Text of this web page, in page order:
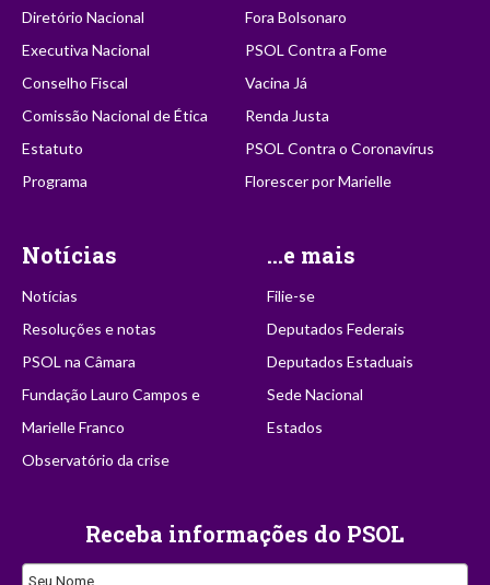
Diretório Nacional
Executiva Nacional
Conselho Fiscal
Comissão Nacional de Ética
Estatuto
Programa
Fora Bolsonaro
PSOL Contra a Fome
Vacina Já
Renda Justa
PSOL Contra o Coronavírus
Florescer por Marielle
Notícias
Notícias
Resoluções e notas
PSOL na Câmara
Fundação Lauro Campos e
Marielle Franco
Observatório da crise
...e mais
Filie-se
Deputados Federais
Deputados Estaduais
Sede Nacional
Estados
Receba informações do PSOL
Your
Seu Nome